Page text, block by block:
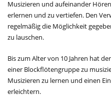
Musizieren und aufeinander
erlernen und zu vertiefen. Den
regelmäßig die Möglichkeit
zu lauschen.
Bis zum Alter von 10 Jahren hat
einer Blockflötengruppe zu
Musizieren zu lernen und einen
erleichtern.